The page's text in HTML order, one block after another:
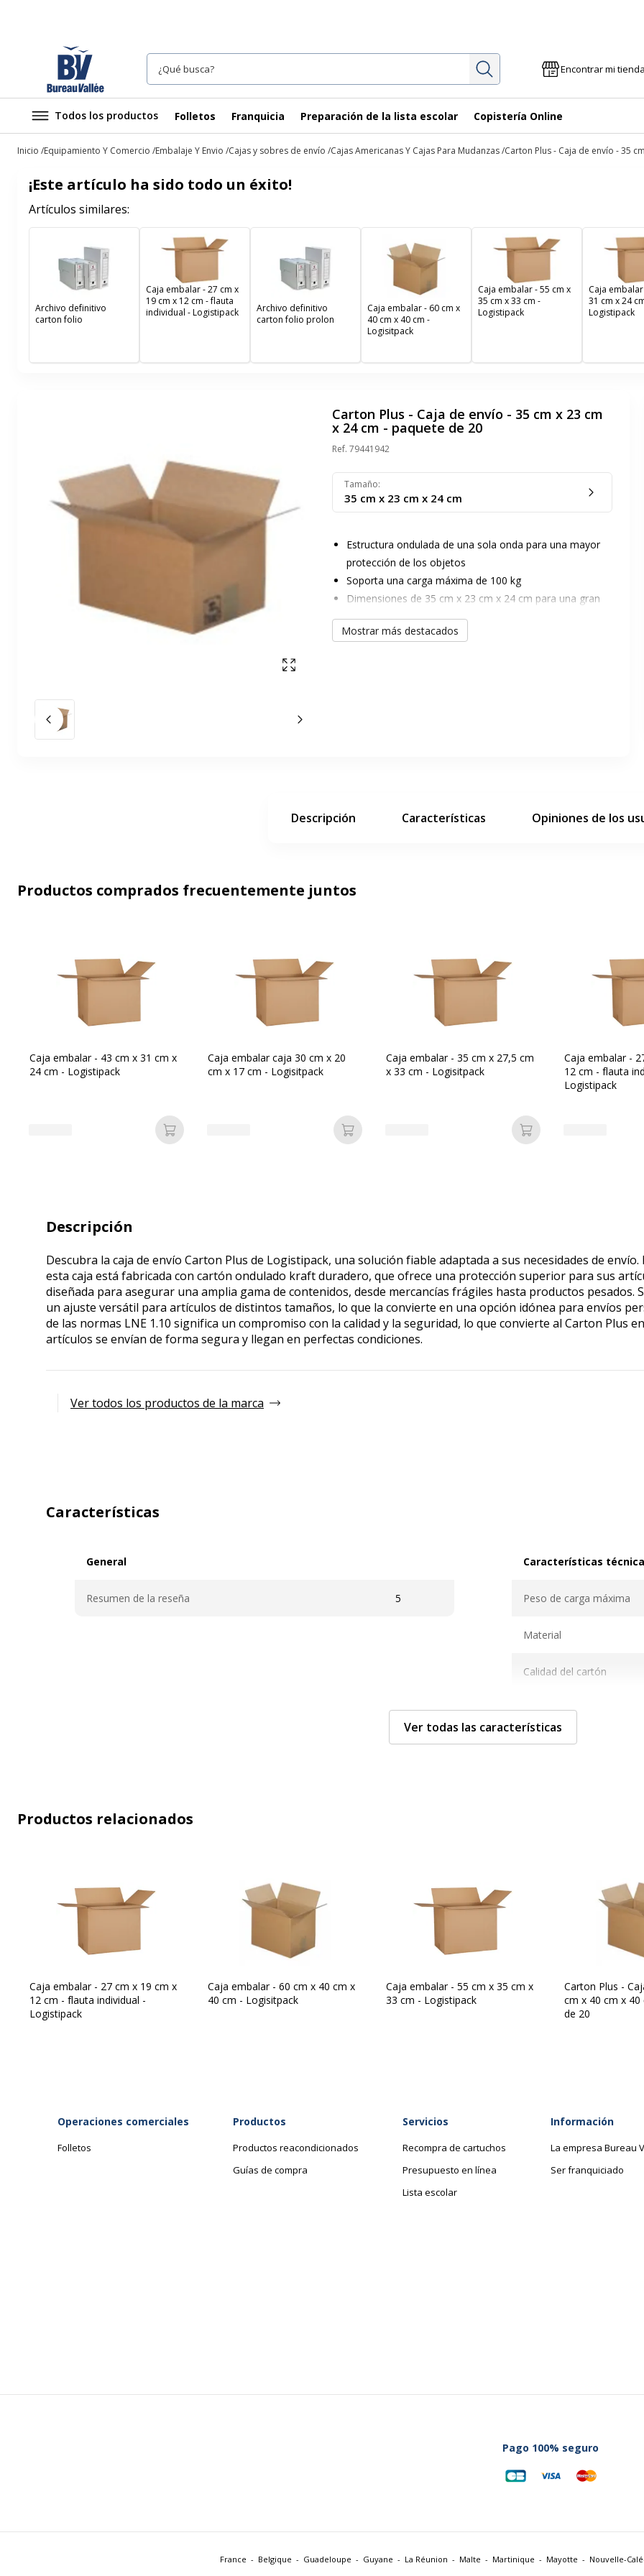
InvestigaciónEncontrar mi tienda
Todos los productos Folletos Franquicia Preparación de la lista escolar Copistería Online
Inicio Equipamiento Y Comercio Embalaje Y Envio Cajas y sobres de envío Cajas Americanas Y Cajas Para Mudanzas Carton Plus - Caja de envío - 35
¡Este artículo ha sido todo un éxito!
Artículos similares:
Archivo definitivo
carton folio
Caja embalar - 27 cm x
19 cm x 12 cm - flauta
individual - Logistipack
Archivo definitivo
carton folio prolon
Caja embalar - 60 cm x
40 cm x 40 cm -
Logisitpack
Caja embalar - 55 cm x
35 cm x 33 cm -
Logistipack
Caja
31 cm x 24
Logistipack
Mostrar pantalla completa
Diapositiva anterior La siguiente diapositiva
Carton Plus - Caja de envío - 35 cm x 23 cm
x 24 cm - paquete de 20
Ref. 79441942
Tamaño:
35 cm x 23 cm x 24 cm
Estructura ondulada de una sola onda para una mayor
protección de los objetos
Soporta una carga máxima de 100 kg
Dimensiones de 35 cm x 23 cm x 24 cm para una gran
variedad de artículos
Fabricado con cartón ondulado kraft duradero
Mostrar más destacados
Descripción Características Opiniones de los
Productos comprados frecuentemente juntos
Caja embalar - 43 cm x 31 cm x
24 cm - Logistipack
Añadir a la cesta
Caja embalar caja 30 cm x 20
cm x 17 cm - Logisitpack
Añadir a la cesta
Caja embalar - 35 cm x 27,5 cm
x 33 cm - Logisitpack
Añadir a la cesta
Caja embalar -
12 cm - flauta
Logistipack
Descripción
Descubra la caja de envío Carton Plus de Logistipack, una solución fiable adaptada a sus necesidades de
esta caja está fabricada con cartón ondulado kraft duradero, que ofrece una protección superior para sus
diseñada para asegurar una amplia gama de contenidos, desde mercancías frágiles hasta productos pesados.
un ajuste versátil para artículos de distintos tamaños, lo que la convierte en una opción idónea para envíos
de las normas LNE 1.10 significa un compromiso con la calidad y la seguridad, lo que convierte al Carton Plus
artículos se envían de forma segura y llegan en perfectas condiciones.
Ver todos los productos de la marca
Características
General
Resumen de la reseña 5
Características
Peso de carga máxima
Material
Calidad del cartón
Tamaño
Información sobre los servicios
Tipo de
producto
Caja
Características ambientales
undefined kg CO2e
Datos de identificación
Marca
Ver todas las características
Productos relacionados
Caja embalar - 27 cm x 19 cm x
12 cm - flauta individual -
Logistipack
Caja embalar - 60 cm x 40 cm x
40 cm - Logisitpack
Caja embalar - 55 cm x 35 cm x
33 cm - Logistipack
Carton Plus -
cm x 40 cm x
de 20
Operaciones comerciales
Folletos
Productos
Productos reacondicionados
Guías de compra
Servicios
Recompra de cartuchos
Presupuesto en línea
Lista escolar
Información
La empresa Bureau
Ser franquiciado
Pago 100% seguro
France Belgique Guadeloupe Guyane La Réunion Malte Martinique Mayotte Nouvelle-